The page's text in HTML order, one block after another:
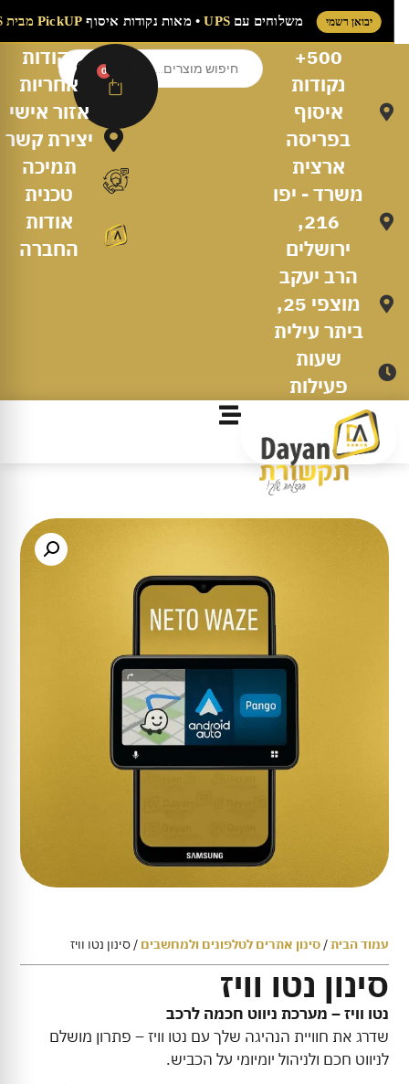
יבואן רשמי משלוחים עם UPS• מאות נקודות איסוףPickUP מבית UPS
500+
נקודות
איסוף
בפריסה
ארצית
משרד - יפו
216,
ירושלים
הרב יעקב
מוצפי 25,
ביתר עילית
שעות
פעילות
0
נקודות
אחריות
אזור אישי
יצירת קשר
תמיכה
טכנית
אודות
החברה
סינון נטו וויז
עמוד הבית/סינון אתרים לטלפונים ולמחשבים / סינון נטו וויז
נטו וויז – מערכת ניווט חכמה לרכב
שדרג את חוויית הנהיגה שלך עם נטו וויז – פתרון מושלם
לניווט חכם ולניהול יומיומי על הכביש.